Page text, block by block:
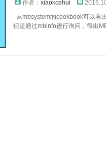
作者： xiaokcehui
从mbsystem的cookbook可以看
但是通过mbinfo进行询问，得出